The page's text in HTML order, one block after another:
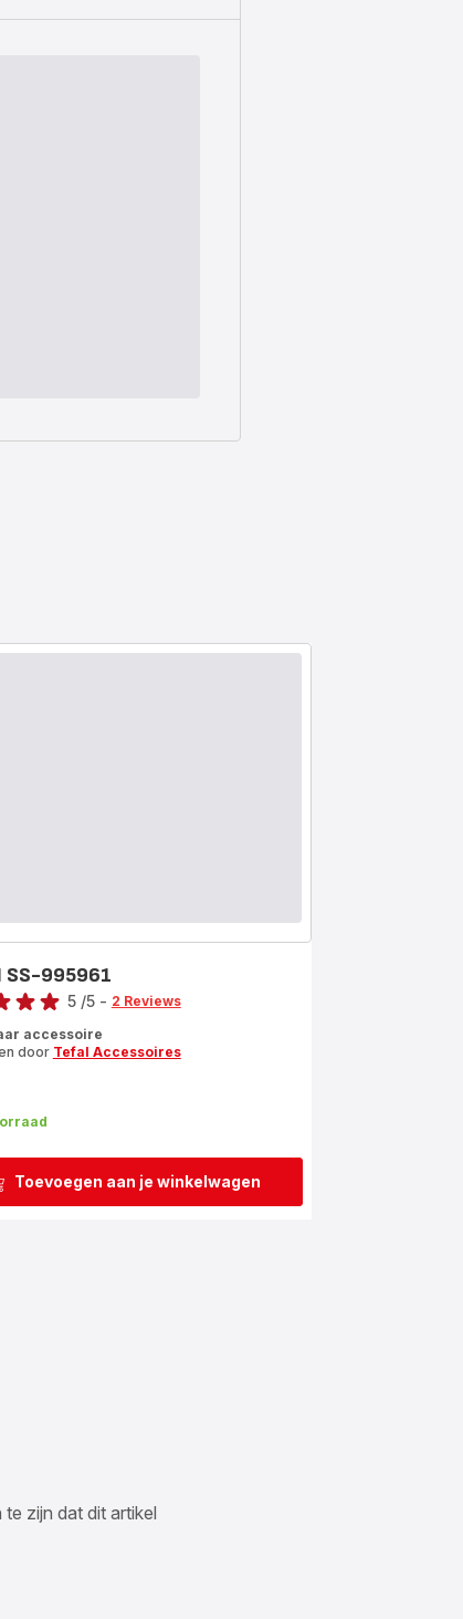
Toevoegen aan je winkelwagen
SS-995961
5 /5 - 2 Reviews
accessoire
door Tefal Accessoires
zijn dat dit artikel